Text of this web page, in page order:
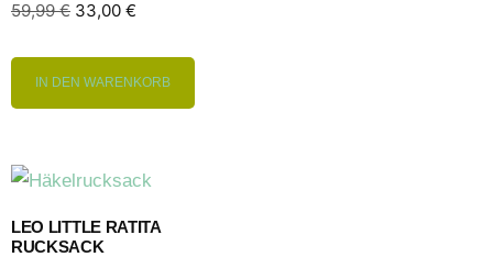
59,99€ 33,00 €
IN DEN WARENKORB
LEO LITTLE RATITA
RUCKSACK